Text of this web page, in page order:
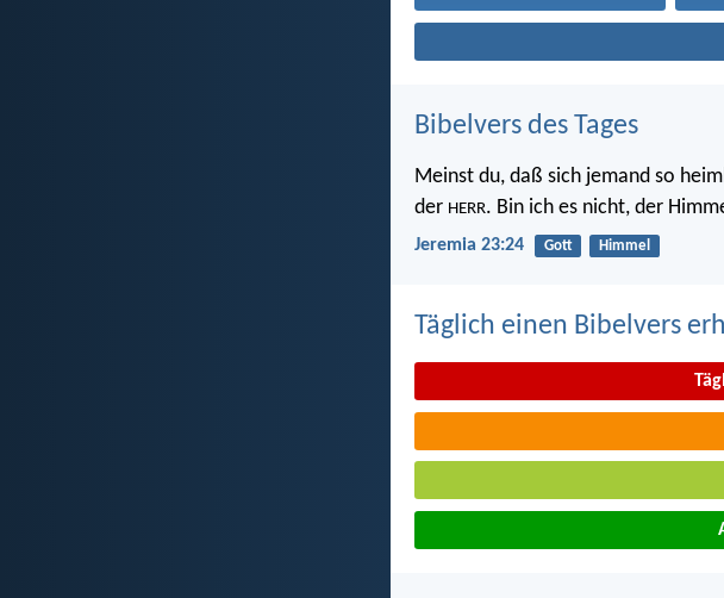
Bibelvers des Tages
Meinst du, daß sich jemand so
der HERR. Bin ich es nicht, der
Jeremia 23:24 Gott Himmel
Täglich einen Bibelvers